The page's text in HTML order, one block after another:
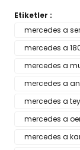
Bu ürünün fiyat
kullanarak
Görüş ve
Ürün fiyatı
Etiketler :
mercedes a
mercedes a
mercedes a
mercedes a
mercedes a
mercedes a
mercedes a